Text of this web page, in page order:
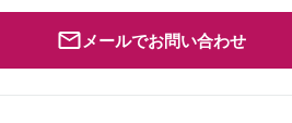
メールでお問い合わせ